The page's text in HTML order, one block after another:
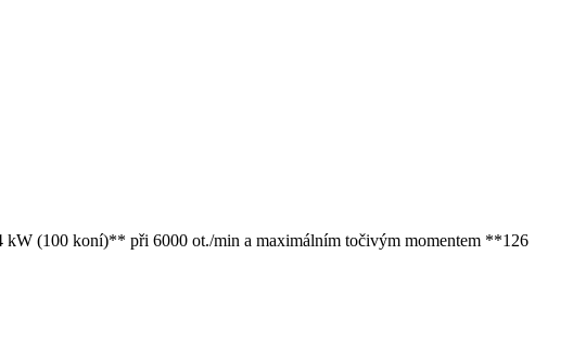
kW (100 koní)** při 6000 ot./min a maximálním točivým momentem **126